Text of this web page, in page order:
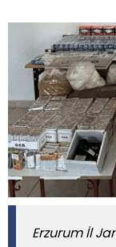
Erzurum İl